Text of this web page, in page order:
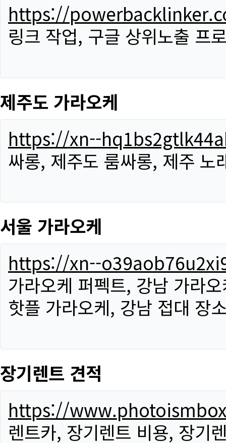
https://
링크 작업, 구글 상위노출 프
제주도 가라오케
https://xn--
싸롱, 제주도 룸싸롱, 제주 노
서울 가라오케
https://xn--
가라오케 퍼펙트, 강남 가라
핫플 가라오케, 강남 접대 장
장기렌트 견적
https://
렌트카, 장기렌트 비용, 장기